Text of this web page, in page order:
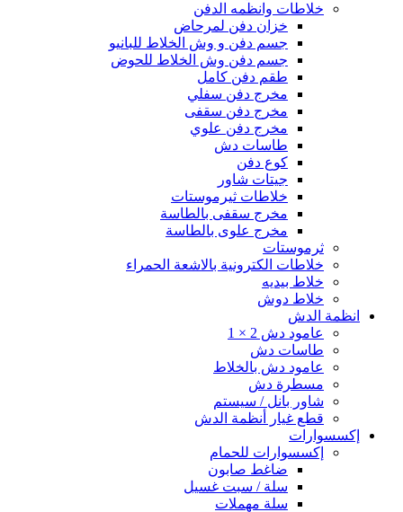
خلاطات وانظمه الدفن
خزان دفن لمرحاض
جسم دفن و وش الخلاط للبانيو
جسم دفن وش الخلاط للحوض
طقم دفن كامل
مخرج دفن سفلي
مخرج دفن سقفى
مخرج دفن علوي
طاسات دش
كوع دفن
جيتات شاور
خلاطات ثيرموستات
مخرج سقفى بالطاسة
مخرج علوى بالطاسة
ثرموستات
خلاطات الكترونية بالاشعة الحمراء
خلاط بيديه
خلاط دوش
انظمة الدش
عامود دش 2 × 1
طاسات دش
عامود دش بالخلاط
مسطرة دش
شاور بانل / سيستم
قطع غيار أنظمة الدش
إكسسوارات
إكسسوارات للحمام
ضاغط صابون
سلة / سبت غسيل
سلة مهملات